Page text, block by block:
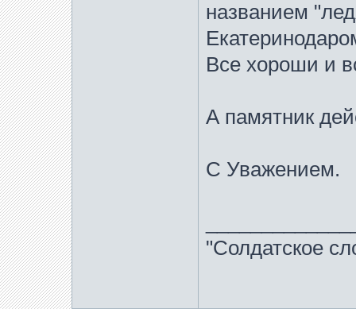
названием
Все хороши и
А памятник
С Уважением.
"Солдатское